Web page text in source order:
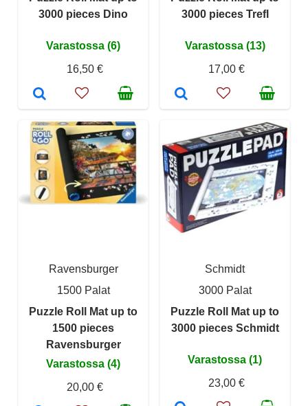
3000 pieces Dino
Varastossa (6)
16,50 €
3000 pieces Trefl
Varastossa (13)
17,00 €
Ravensburger
1500 Palat
Puzzle Roll Mat up to
1500 pieces
Ravensburger
Varastossa (4)
20,00 €
Schmidt
3000 Palat
Puzzle Roll Mat up to
3000 pieces Schmidt
Varastossa (1)
23,00 €